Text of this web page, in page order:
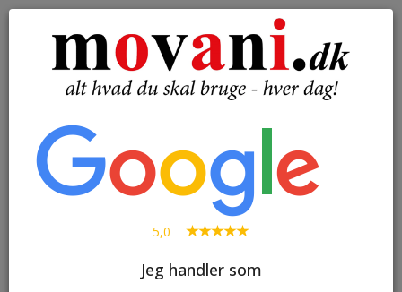
Toggle
5,0
Jeg handler som